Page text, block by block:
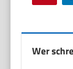
Wer